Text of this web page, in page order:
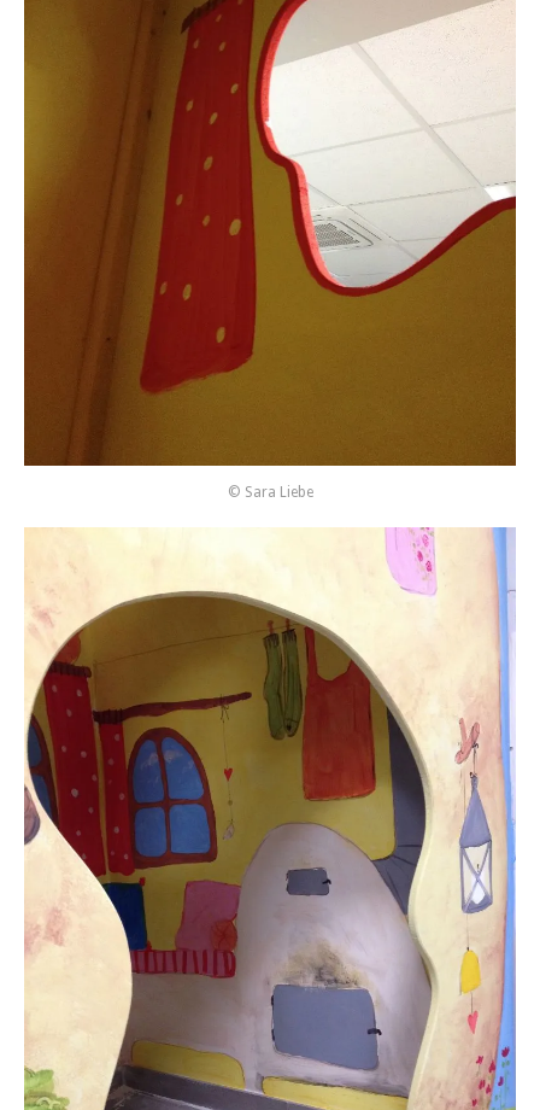
© Sara Liebe